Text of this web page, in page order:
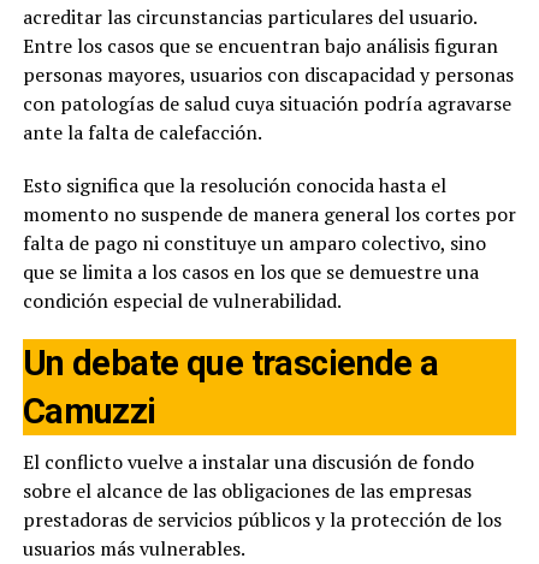
acreditar las circunstancias particulares del usuario.
Entre los casos que se encuentran bajo análisis figuran
personas mayores, usuarios con discapacidad y personas
con patologías de salud cuya situación podría agravarse
ante la falta de calefacción.
Esto significa que la resolución conocida hasta el
momento no suspende de manera general los cortes por
falta de pago ni constituye un amparo colectivo, sino
que se limita a los casos en los que se demuestre una
condición especial de vulnerabilidad.
Un debate que trasciende a
Camuzzi
El conflicto vuelve a instalar una discusión de fondo
sobre el alcance de las obligaciones de las empresas
prestadoras de servicios públicos y la protección de los
usuarios más vulnerables.